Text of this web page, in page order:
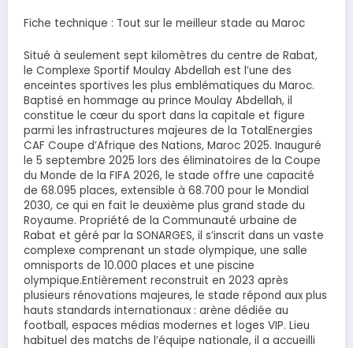
​Fiche technique : Tout sur le meilleur stade au Maroc
Situé à seulement sept kilomètres du centre de Rabat,
le Complexe Sportif Moulay Abdellah est l’une des
enceintes sportives les plus emblématiques du Maroc.
Baptisé en hommage au prince Moulay Abdellah, il
constitue le cœur du sport dans la capitale et figure
parmi les infrastructures majeures de la TotalEnergies
CAF Coupe d’Afrique des Nations, Maroc 2025. Inauguré
le 5 septembre 2025 lors des éliminatoires de la Coupe
du Monde de la FIFA 2026, le stade offre une capacité
de 68.095 places, extensible à 68.700 pour le Mondial
2030, ce qui en fait le deuxième plus grand stade du
Royaume. Propriété de la Communauté urbaine de
Rabat et géré par la SONARGES, il s’inscrit dans un vaste
complexe comprenant un stade olympique, une salle
omnisports de 10.000 places et une piscine
olympique.Entièrement reconstruit en 2023 après
plusieurs rénovations majeures, le stade répond aux plus
hauts standards internationaux : arène dédiée au
football, espaces médias modernes et loges VIP. Lieu
habituel des matchs de l’équipe nationale, il a accueilli